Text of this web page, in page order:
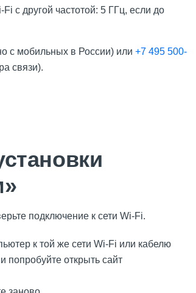
с другой частотой: 5 ГГц, если до
с мобильных в России) или +7 495 500-
связи).
подключение к сети Wi-Fi.
к той же сети Wi-Fi или кабелю
попробуйте открыть сайт